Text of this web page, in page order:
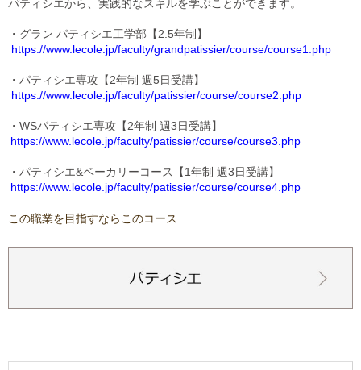
パティシエから、実践的なスキルを学ぶことができます。
・グラン パティシエ工学部【2.5年制】
https://www.lecole.jp/faculty/grandpatissier/course/course1.php
・パティシエ専攻【2年制 週5日受講】
https://www.lecole.jp/faculty/patissier/course/course2.php
・WSパティシエ専攻【2年制 週3日受講】
https://www.lecole.jp/faculty/patissier/course/course3.php
・パティシエ&ベーカリーコース【1年制 週3日受講】
https://www.lecole.jp/faculty/patissier/course/course4.php
この職業を目指すならこのコース